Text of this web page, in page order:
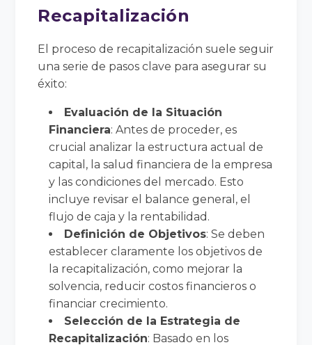
Recapitalización
El proceso de recapitalización suele seguir
una serie de pasos clave para asegurar su
éxito:
Evaluación de la Situación
Financiera: Antes de proceder, es
crucial analizar la estructura actual de
capital, la salud financiera de la empresa
y las condiciones del mercado. Esto
incluye revisar el balance general, el
flujo de caja y la rentabilidad.
Definición de Objetivos: Se deben
establecer claramente los objetivos de
la recapitalización, como mejorar la
solvencia, reducir costos financieros o
financiar crecimiento.
Selección de la Estrategia de
Recapitalización: Basado en los